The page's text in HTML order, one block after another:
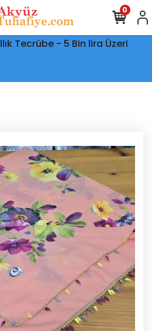
Teslimat - Şeffaf Kargo
Tecrübe - 5 Bin lira Üzeri
0